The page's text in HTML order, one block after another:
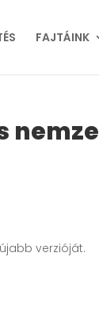
FAJTÁINK
verzióját.